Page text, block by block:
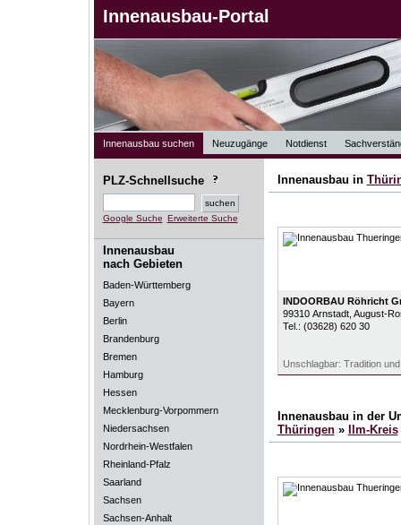
Innenausbau-Portal
Innenausbau suchen Neuzugänge Notdienst
PLZ-Schnellsuche
Google Suche Erweiterte Suche
Innenausbau
nach Gebieten
Baden-Württemberg
Bayern
Berlin
Brandenburg
Bremen
Hamburg
Hessen
Mecklenburg-Vorpommern
Niedersachsen
Nordrhein-Westfalen
Rheinland-Pfalz
Saarland
Sachsen
Sachsen-Anhalt
Innenausbau in
INDOORBAU Röhricht
99310 Arnstadt, August-
Tel.: (03628) 620 30
Unschlagbar: Tradition
Innenausbau in der
Thüringen» Ilm-Kreis